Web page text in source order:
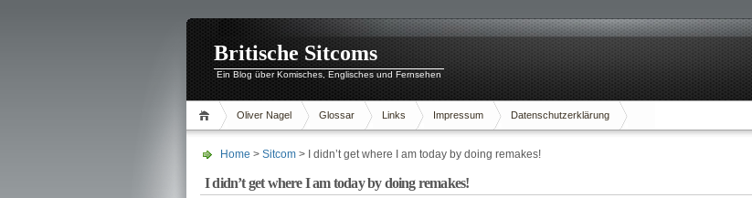
Britische Sitcoms
Ein Blog über Komisches, Englisches und Fernsehen
Oliver Nagel Glossar Links Impressum Datenschutzerklärung
Home > Sitcom > I didn’t get where I am today by doing remakes!
I didn’t get where I am today by doing remakes!